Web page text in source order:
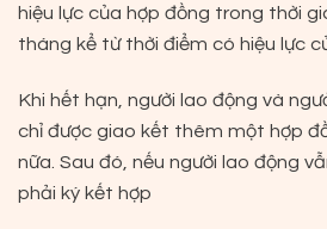
hiệu lực của hợp đồng trong thời
tháng kể từ thời điểm có hiệu lực
Khi hết hạn, người lao động và
chỉ được giao kết thêm một hợp
nữa. Sau đó, nếu người lao động
phải ký kết hợp